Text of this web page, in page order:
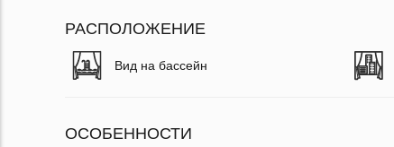
РАСПОЛОЖЕНИЕ
Вид на бассейн
ОСОБЕННОСТИ